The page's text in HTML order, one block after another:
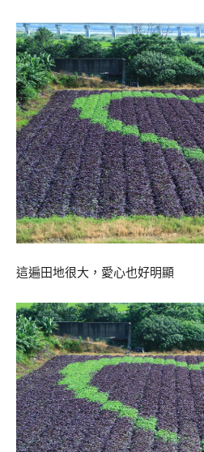
這遍田地很大，愛心也好明顯